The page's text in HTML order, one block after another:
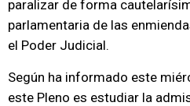
paralizar de forma
parlamentaria de las
el Poder Judicial.
Según ha informado este
este Pleno es estudiar la